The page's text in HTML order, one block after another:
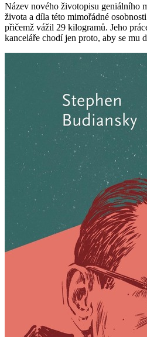
Název nového životopisu geniálního
života a díla této mimořádné
přičemž vážil 29 kilogramů. Jeho
kanceláře chodí jen proto, aby se mu